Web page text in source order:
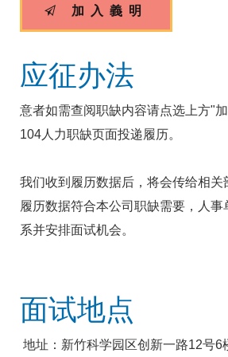
加入義明
应征办法
意者如需查阅职缺内容请点选上方"
104人力职缺页面投递履历。
我们收到履历数据后，将会传给相关
履历数据符合本公司职缺需要，人事
系并安排面试机会。
面试地点
地址：新竹科学园区创新一路12号6